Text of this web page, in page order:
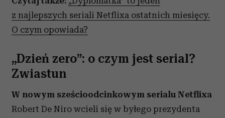
z najlepszych seriali Netflixa ostatnich miesięcy.
O czym opowiada?
„Dzień zero”: o czym jest serial?
Zwiastun
W nowym sześcioodcinkowym serialu Netflixa
Robert De Niro wcieli się w byłego prezydenta